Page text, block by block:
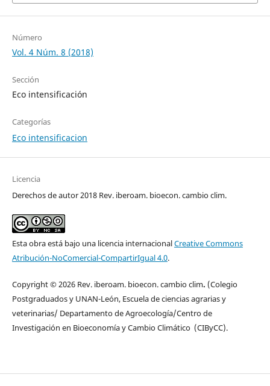
Número
Vol. 4 Núm. 8 (2018)
Sección
Eco intensificación
Categorías
Eco intensificacion
Licencia
Derechos de autor 2018 Rev. iberoam. bioecon. cambio clim.
Esta obra está bajo una licencia internacionalCreative Commons
Atribución-NoComercial-CompartirIgual 4.0.
Copyright © 2026 Rev. iberoam. bioecon. cambio clim. (Colegio
Postgraduados y UNAN-León, Escuela de ciencias agrarias y
veterinarias/ Departamento de Agroecología/Centro de
Investigación en Bioeconomía y Cambio Climático (CIByCC).